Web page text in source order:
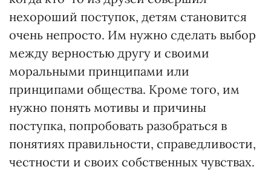
нехороший поступок, детям становится
очень непросто. Им нужно сделать выбор
между верностью другу и своими
моральными принципами или
принципами общества. Кроме того, им
нужно понять мотивы и причины
поступка, попробовать разобраться в
понятиях правильности, справедливости,
честности и своих собственных чувствах.